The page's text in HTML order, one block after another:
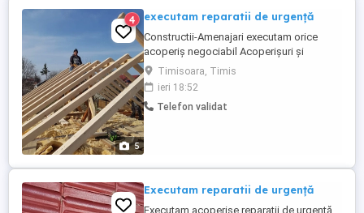
5
4 executam reparatii de urgență
Constructii-Amenajari executam orice
acoperiș negociabil Acoperișuri și
reparații de urgență Dulgherie ,mansardări,
astereala -Montaj acoperis tigla metalica -
Reparatii acoperis tigla ceramica -Montaj
invelitori acoperisuri -Remedieri infiltratii
Timisoara, Timis
ieri 18:52
Telefon validat
Executam reparatii de urgență
Executam acoperișe reparatii de urgență